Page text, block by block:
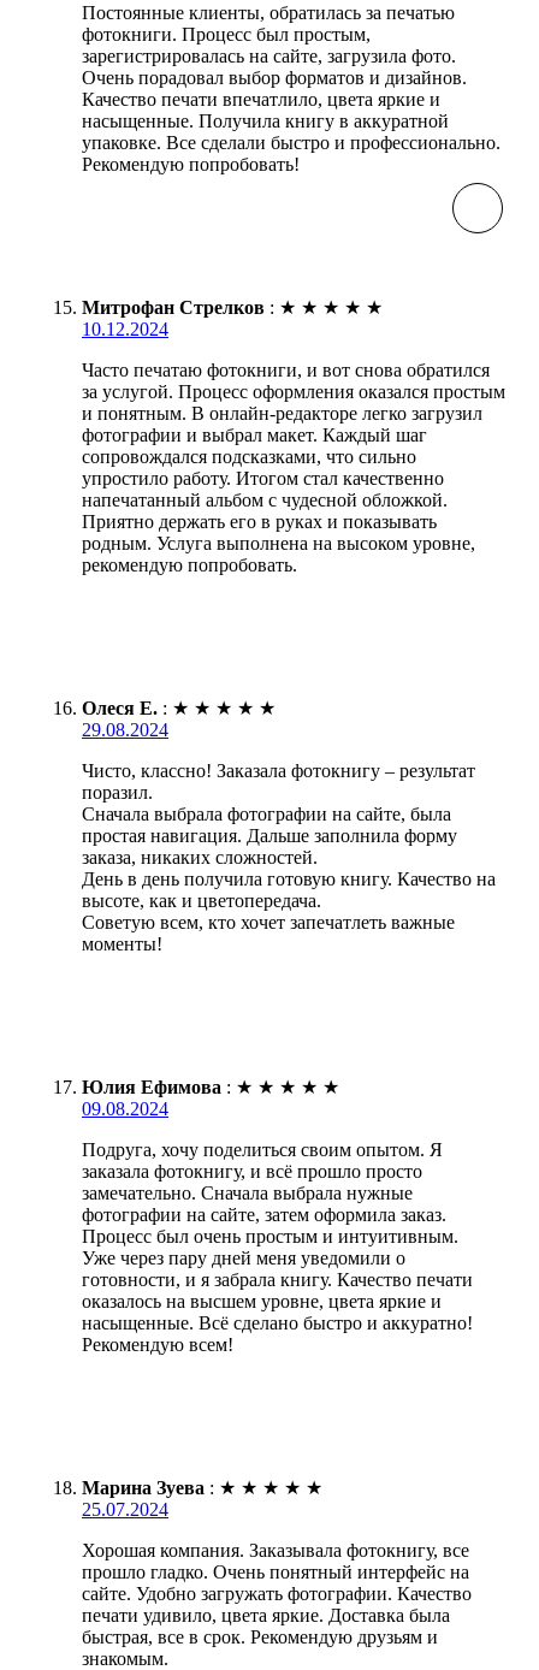
Постоянные клиенты, обратилась за печатью
фотокниги. Процесс был простым,
зарегистрировалась на сайте, загрузила фото.
Очень порадовал выбор форматов и дизайнов.
Качество печати впечатлило, цвета яркие и
насыщенные. Получила книгу в аккуратной
упаковке. Все сделали быстро и профессионально.
Рекомендую попробовать!
Митрофан Стрелков : ★ ★ ★ ★ ★
10.12.2024
Часто печатаю фотокниги, и вот снова обратился
за услугой. Процесс оформления оказался простым
и понятным. В онлайн-редакторе легко загрузил
фотографии и выбрал макет. Каждый шаг
сопровождался подсказками, что сильно
упростило работу. Итогом стал качественно
напечатанный альбом с чудесной обложкой.
Приятно держать его в руках и показывать
родным. Услуга выполнена на высоком уровне,
рекомендую попробовать.
Олеся Е. : ★ ★ ★ ★ ★
29.08.2024
Чисто, классно! Заказала фотокнигу – результат
поразил.
Сначала выбрала фотографии на сайте, была
простая навигация. Дальше заполнила форму
заказа, никаких сложностей.
День в день получила готовую книгу. Качество на
высоте, как и цветопередача.
Советую всем, кто хочет запечатлеть важные
моменты!
Юлия Ефимова : ★ ★ ★ ★ ★
09.08.2024
Подруга, хочу поделиться своим опытом. Я
заказала фотокнигу, и всё прошло просто
замечательно. Сначала выбрала нужные
фотографии на сайте, затем оформила заказ.
Процесс был очень простым и интуитивным.
Уже через пару дней меня уведомили о
готовности, и я забрала книгу. Качество печати
оказалось на высшем уровне, цвета яркие и
насыщенные. Всё сделано быстро и аккуратно!
Рекомендую всем!
Марина Зуева : ★ ★ ★ ★ ★
25.07.2024
Хорошая компания. Заказывала фотокнигу, все
прошло гладко. Очень понятный интерфейс на
сайте. Удобно загружать фотографии. Качество
печати удивило, цвета яркие. Доставка была
быстрая, все в срок. Рекомендую друзьям и
знакомым.